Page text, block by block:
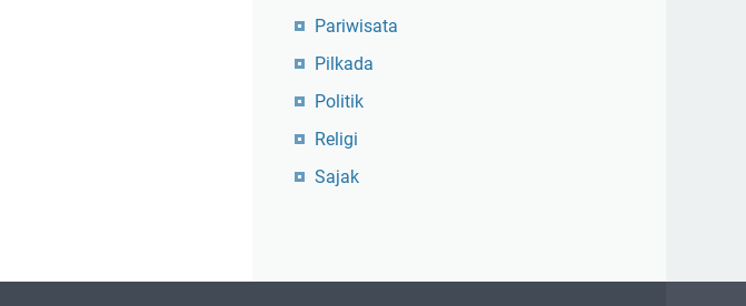
Pariwisata
Pilkada
Politik
Religi
Sajak